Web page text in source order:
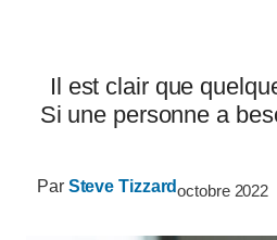
Il est clair que
Si une personne a
Par Steve Tizzardoctobre 2022